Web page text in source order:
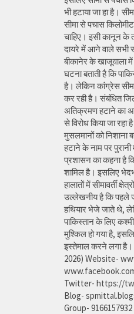
भी हटाया जा हा है।
सीमा से पचास
चाहिए। इसी कानून के
दायरे में आने वाले सभी
बीकानेर के खाजूवाला
घटना बताती है कि
है। लेकिन कांग्रेस
कर रही है। संबंधित
अतिक्रमण हटाने का
से विरोध किया जा
मुसलमानों को निशाना
हटाने के नाम पर पुरानी
प्रशासन का कहना है
शामिल है। इसलिए
हालातों में सीमावर्ती
उल्लेखनीय है कि पहले
हथियार भेजे जाते थे,
पाकिस्तान के लिए
मुश्किल हो गया है,
इस्तेमाल करने लगा है।
2026) Website-
Twitter- https://
Blog-
Group-